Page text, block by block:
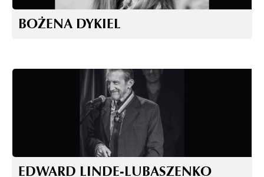
BOŻENA DYKIEL
EDWARD LINDE-LUBASZENKO